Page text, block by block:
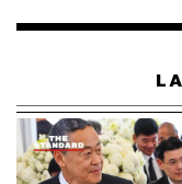
การแต่งตั้งโยกย้ายน
ทำให้พลเอก ประวิต
ทหารราบที่ 2 รักษา
ทหารราบที่ 2 รักษา
ตำแหน่งผู้บัญชาการ
เรือนไทยที่ถูกซุกไว้